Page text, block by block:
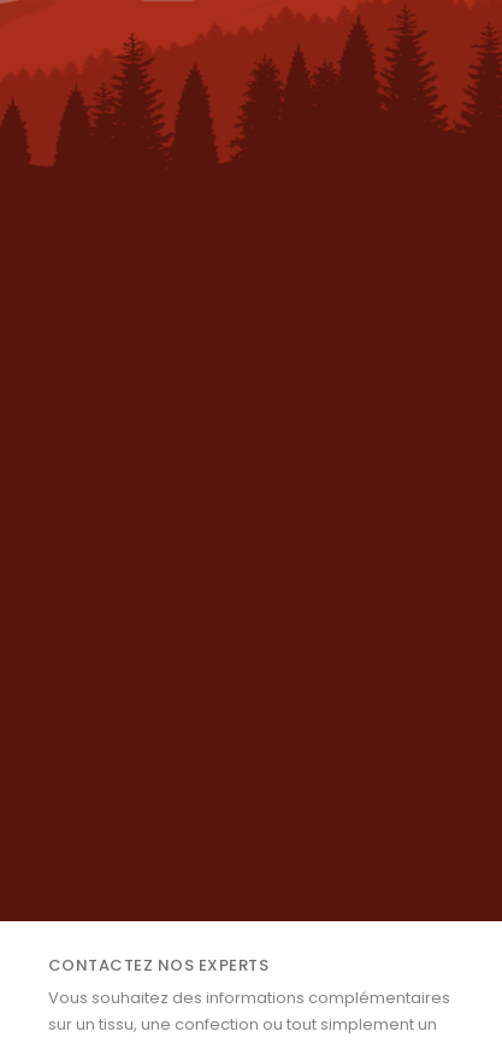
CONTACTEZ NOS EXPERTS
Vous souhaitez des informations complémentaires
sur un tissu, une confection ou tout simplement un